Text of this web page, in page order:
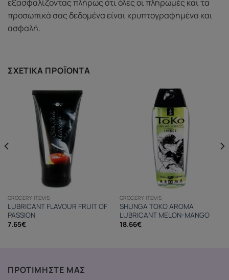
εξασφαλίζοντας πλήρως ότι όλες οι πληρωμές και τα
προσωπικά σας δεδομένα είναι κρυπτογραφημένα και
ασφαλή.
ΣΧΕΤΙΚΆ ΠΡΟΪΌΝΤΑ
GROCERY ITEMS
LUBRICANT FLAVOUR FRUIT OF
PASSION
7.65€
GROCERY ITEMS
SHUNGA TOKO AROMA
LUBRICANT MELON-MANGO
18.66€
ΠΡΟΤΙΜΗΣΤΕ ΜΑΣ